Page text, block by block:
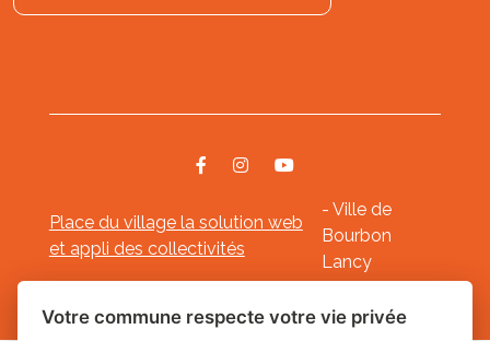
Place du village la solution web
et appli des collectivités
- Ville de
Bourbon
Lancy
Mentions légales-- Gestion des cookies
Votre commune respecte votre vie privée